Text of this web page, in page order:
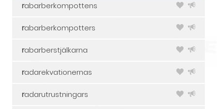
rabarberkompottens
rabarberkompotters
rabarberstjälkarna
radarekvationernas
radarutrustningars